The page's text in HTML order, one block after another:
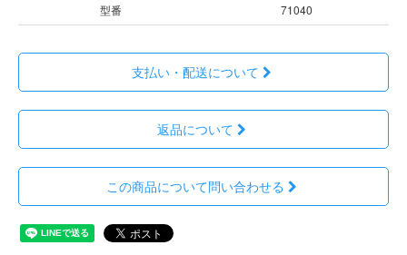
型番
71040
支払い・配送について
返品について
この商品について問い合わせる